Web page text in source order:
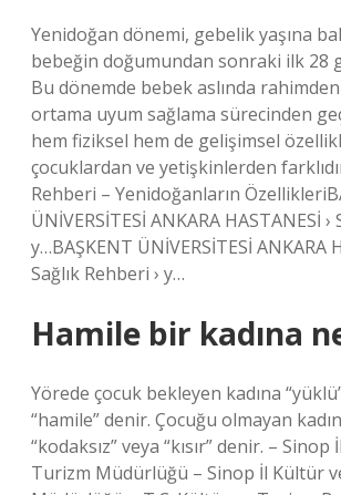
Yenidoğan dönemi, gebelik yaşına
bebeğin doğumundan sonraki ilk 28
Bu dönemde bebek aslında
ortama uyum sağlama sürecinden
hem fiziksel hem de gelişimsel
çocuklardan ve yetişkinlerden
Rehberi – Yenidoğanların
ÜNİVERSİTESİ ANKARA HASTANESİ ›
y…BAŞKENT ÜNİVERSİTESİ ANKARA
Sağlık Rehberi › y…
Hamile bir kadına
Yörede çocuk bekleyen kadına
“hamile” denir. Çocuğu olmayan
“kodaksız” veya “kısır” denir. –
Turizm Müdürlüğü – Sinop İl Kültür